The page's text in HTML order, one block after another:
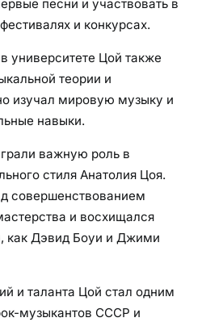
песни и участвовать в
и конкурсах.
университете Цой также
теории и
изучал мировую музыку и
навыки.
важную роль в
стиля Анатолия Цоя.
совершенствованием
и восхищался
как Дэвид Боуи и Джими
и таланта Цой стал одним
музыкантов СССР и